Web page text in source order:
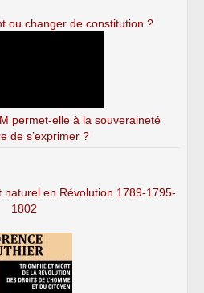
ou changer de constitution ?
permet-elle à la souveraineté
de s’exprimer ?
en Révolution 1789-1795-
1802